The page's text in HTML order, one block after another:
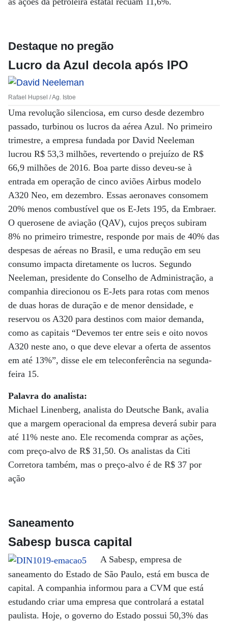
Destaque no pregão
Lucro da Azul decola após IPO
Rafael Hupsel / Ag. Istoe
Uma revolução silenciosa, em curso desde dezembro
passado, turbinou os lucros da aérea Azul. No primeiro
trimestre, a empresa fundada por David Neeleman
lucrou R$ 53,3 milhões, revertendo o prejuízo de R$
66,9 milhões de 2016. Boa parte disso deveu-se à
entrada em operação de cinco aviões Airbus modelo
A320 Neo, em dezembro. Essas aeronaves consomem
20% menos combustível que os E-Jets 195, da Embraer.
O querosene de aviação (QAV), cujos preços subiram
8% no primeiro trimestre, responde por mais de 40% das
despesas de aéreas no Brasil, e uma redução em seu
consumo impacta diretamente os lucros. Segundo
Neeleman, presidente do Conselho de Administração, a
companhia direcionou os E-Jets para rotas com menos
de duas horas de duração e de menor densidade, e
reservou os A320 para destinos com maior demanda,
como as capitais “Devemos ter entre seis e oito novos
A320 neste ano, o que deve elevar a oferta de assentos
em até 13%”, disse ele em teleconferência na segunda-
feira 15.
Palavra do analista:
Michael Linenberg, analista do Deutsche Bank, avalia
que a margem operacional da empresa deverá subir para
até 11% neste ano. Ele recomenda comprar as ações,
com preço-alvo de R$ 31,50. Os analistas da Citi
Corretora também, mas o preço-alvo é de R$ 37 por
ação
Saneamento
Sabesp busca capital
A Sabesp, empresa de
saneamento do Estado de São Paulo, está em busca de
capital. A companhia informou para a CVM que está
estudando criar uma empresa que controlará a estatal
paulista. Hoje, o governo do Estado possui 50,3% das